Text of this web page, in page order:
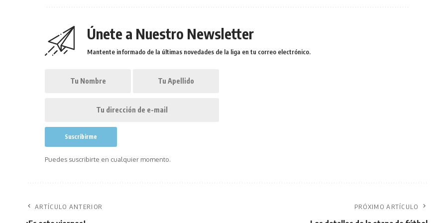
Únete a Nuestro Newsletter
Mantente informado de la últimas novedades de la liga en tu correo electrónico.
Puedes suscribirte en cualquier momento.
ARTÍCULO ANTERIOR PRÓXIMO ARTÍCULO